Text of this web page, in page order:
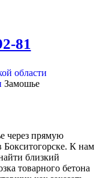
81
области
Замошье
через прямую
Бокситогорске. К нам
близкий
товарного бетона